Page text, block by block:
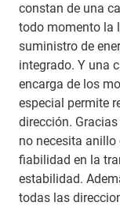
constan de una
todo momento la
suministro de
integrado. Y una
encarga de los
especial permite
dirección.
no necesita anillo
fiabilidad en la
estabilidad.
todas las